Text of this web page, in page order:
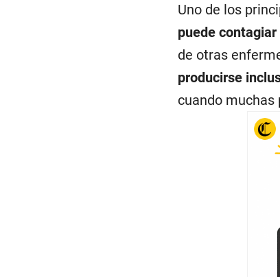
Uno de los
puede
de otras
producirse
cuando